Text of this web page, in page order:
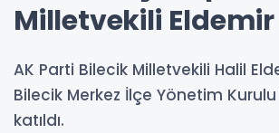
Milletvekili Eldemir
AK Parti Bilecik Milletvekili Halil
Bilecik Merkez İlçe Yönetim Kurulu
katıldı.